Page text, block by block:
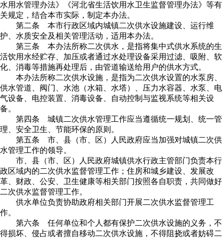
水用水管理办法》《河北省生活饮用水卫生监督管理办法》等有
关规定，结合本市实际，制定本办法。
第二条 本市行政区域内城镇二次供水设施建设、运行维
护、水质安全及相关管理活动，适用本办法。
第三条 本办法所称二次供水，是指将集中式供水系统的生
活饮用水经贮存、加压或者通过水处理设备采用过滤、吸附、软
化、消毒等措施再处理后，由管道输送给用户的供水方式。
本办法所称二次供水设施，是指为二次供水设置的水泵房、
供水管道、阀门、水池（水箱、水塔）、压力水容器、水泵、电
气设备、电控装置、消毒设备、自动控制与监视系统等相关设
备。
第四条 城镇二次供水管理工作应当遵循统一规划、统一管
理、安全卫生、节能环保的原则。
第五条 市、县（市、区）人民政府应当加强对城镇二次供
水管理工作的领导。
市、县（市、区）人民政府城镇供水行政主管部门负责本行
政区域内的二次供水监督管理工作；住房和城乡建设、发展改
革、财政、公安、卫生健康等相关部门按照各自职责，共同做好
二次供水监督管理工作。
供水单位负责协助政府相关部门开展二次供水监督管理工
作。
第六条 任何单位和个人都有保护二次供水设施的义务，不
得损坏、侵占或者擅自移动二次供水设施，不得阻挠或者妨碍二